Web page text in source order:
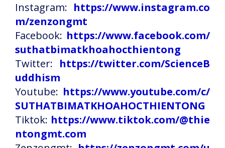
Instagram: https://www.instagram.co
m/zenzongmt
Facebook: https://www.facebook.com/
suthatbimatkhoahocthientong
Twitter: https://twitter.com/ScienceB
uddhism
Youtube: https://www.youtube.com/c/
SUTHATBIMATKHOAHOCTHIENTONG
Tiktok: https://www.tiktok.com/@thie
ntongmt.com